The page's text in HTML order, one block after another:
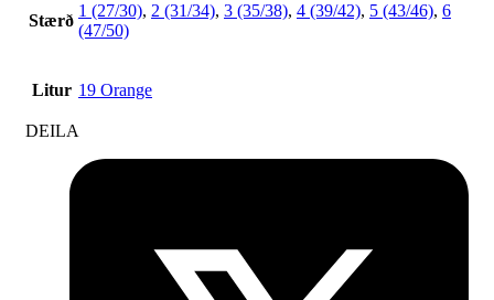
Stærð
1 (27/30), 2 (31/34), 3 (35/38), 4 (39/42), 5 (43/46), 6
(47/50)
Litur 19 Orange
DEILA